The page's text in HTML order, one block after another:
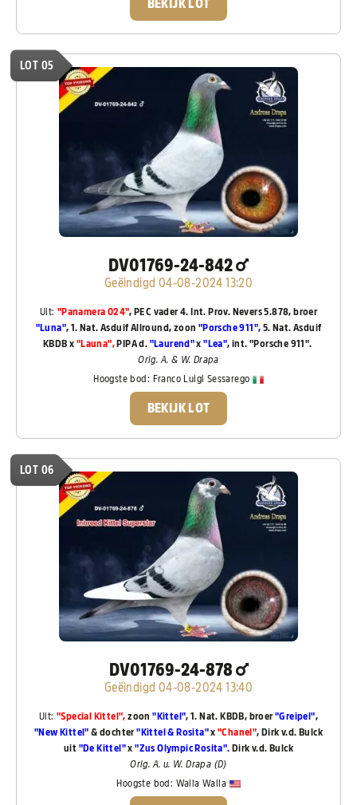
BEKIJK LOT
LOT 05
DV01769-24-842
Geëindigd 04-08-2024 13:20
Uit: "Panamera 024", PEC vader 4. Int. Prov. Nevers 5.878, broer
"Luna", 1. Nat. Asduif Allround, zoon "Porsche 911", 5. Nat. Asduif
KBDB x "Launa",PIPA d. "Laurend"x"Lea", int. "Porsche 911".
Orig. A. & W. Drapa
Hoogste bod: Franco Luigi Sessarego
BEKIJK LOT
LOT 06
DV01769-24-878
Geëindigd 04-08-2024 13:40
Uit: "Special Kittel", zoon"Kittel", 1. Nat. KBDB, broer"Greipel",
"New Kittel" & dochter"Kittel & Rosita"x "Chanel", Dirk v.d. Bulck
uit "De Kittel"x"Zus Olympic Rosita". Dirk v.d. Bulck
Orig. A. u. W. Drapa (D)
Hoogste bod: Walla Walla